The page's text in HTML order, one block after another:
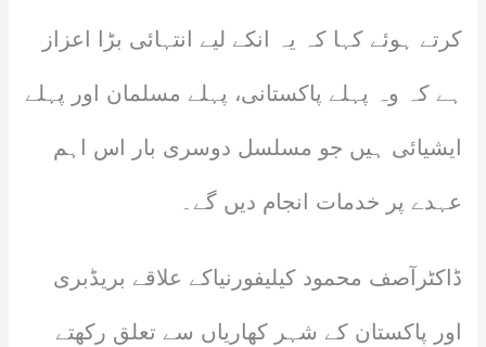
کرتے ہوئے کہا کہ یہ انکے لیے انتہائی بڑا اعزاز
ہے کہ وہ پہلے پاکستانی، پہلے مسلمان اور پہلے
ایشیائی ہیں جو مسلسل دوسری بار اس اہم
عہدے پر خدمات انجام دیں گے۔
ڈاکٹرآصف محمود کیلیفورنیاکے علاقے بریڈبری
اور پاکستان کے شہر کھاریاں سے تعلق رکھتے